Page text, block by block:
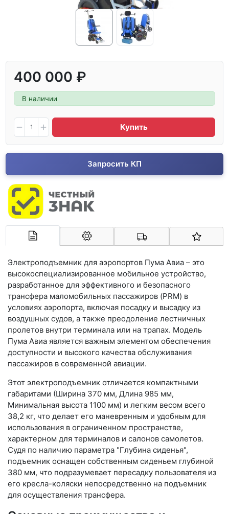
400 000 ₽
В наличии
Купить
Запросить КП
Арконт-Мед
Электроподъемник для аэропортов Пума Авиа – это
высокоспециализированное мобильное устройство,
разработанное для эффективного и безопасного
трансфера маломобильных пассажиров (PRM) в
условиях аэропорта, включая посадку и высадку из
воздушных судов, а также преодоление лестничных
пролетов внутри терминала или на трапах. Модель
Пума Авиа является важным элементом обеспечения
доступности и высокого качества обслуживания
пассажиров в современной авиации.
Этот электроподъемник отличается компактными
габаритами (Ширина 370 мм, Длина 985 мм,
Минимальная высота 1100 мм) и легким весом всего
38,2 кг, что делает его маневренным и удобным для
использования в ограниченном пространстве,
характерном для терминалов и салонов самолетов.
Судя по наличию параметра "Глубина сиденья",
подъемник оснащен собственным сиденьем глубиной
380 мм, что подразумевает пересадку пользователя из
его кресла-коляски непосредственно на подъемник
для осуществления трансфера.